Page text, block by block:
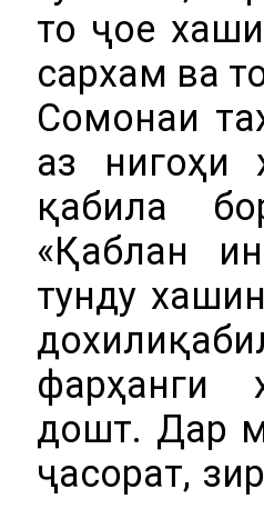
то ҷое
сархам ва
Сомонаи
аз нигоҳи
қабила
«Қаблан
тунду
фарҳанги
дошт. Дар
ҷасорат,